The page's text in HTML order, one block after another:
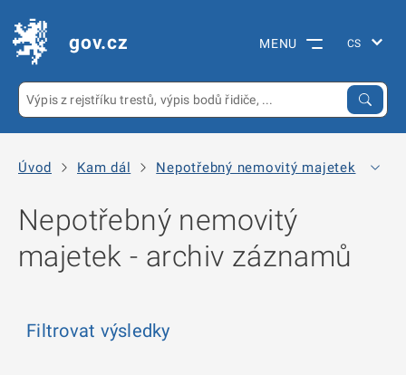
gov.cz MENU
Úvod Kam dál Nepotřebný nemovitý majetek
Nepotřebný nemovitý
majetek - archiv záznamů
Filtrovat výsledky